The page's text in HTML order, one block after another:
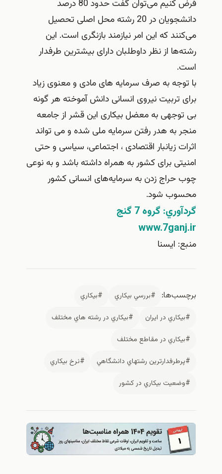
فرض کنیم می‌توان گفت حدود 80 درصد
دانشجویان در 20 رشته محل اصلی تحصیل
می‌کنند که این امر نیازمند بازنگری است. این
رشته‌ها از نظر داوطلبان دارای بیشترین طرفدار
است.
با توجه به صرف سرمایه های مادی و معنوی زیاد
برای تربیت نیروی انسانی دانش آموخته هر گونه
بی توجهی به معضل بیکاری این قشر از جامعه
منجر به هدر رفتن سرمایه ملی شده و می تواند
اثرات زیانبار اقتصادی ، اجتماعی، سیاسی و حتی
امنیتی برای کشور به همراه داشته باشد و به نوعی
چوب حراج زدن به سرمایه‌های انسانی کشور
محسوب شود.
گردآوري: گروه 7 گنج
www.7ganj.ir
منبع: ايسنا
برچسب‌ها: #بررسي بيكاري
#بيكاري
#بيكاري در ايران
#بيكاري در رشته هاي مختلف
#بيكاري در مقاطع مختلف
#پرطرفدارترين رشتهاي دانشگاهي
#نرخ بيكاري
#وضعيت بيكاري در كشور